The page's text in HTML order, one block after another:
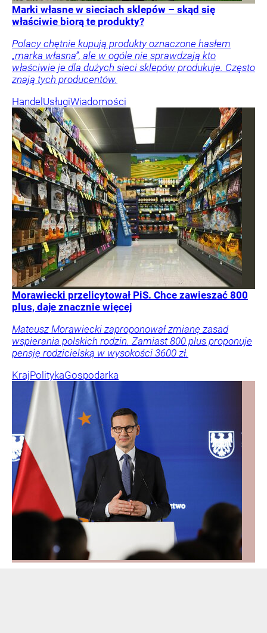
Marki własne w sieciach sklepów – skąd się
właściwie biorą te produkty?
Polacy chętnie kupują produkty oznaczone hasłem
„marka własna”, ale w ogóle nie sprawdzają kto
właściwie je dla dużych sieci sklepów produkuje. Często
znają tych producentów.
Handel UsługiWiadomości
Morawiecki przelicytował PiS. Chce zawieszać 800
plus, daje znacznie więcej
Mateusz Morawiecki zaproponował zmianę zasad
wspierania polskich rodzin. Zamiast 800 plus proponuje
pensję rodzicielską w wysokości 3600 zł.
KrajPolitykaGospodarka